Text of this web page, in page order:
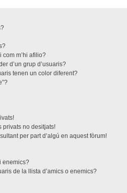
com m’hi afilio?
d’un grup d’usuaris?
tenen un color diferent?
privats no desitjats!
per part d’algú en aquest fòrum!
enemics?
de la llista d’amics o enemics?